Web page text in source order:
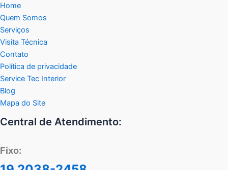
Home
Quem Somos
Serviços
Visita Técnica
Contato
Política de privacidade
Service Tec Interior
Blog
Mapa do Site
Central de Atendimento:
Fixo: